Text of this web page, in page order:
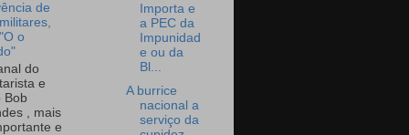
de
o
do
e
Bob
, mais
e
Importa e
a PEC da
Impunidad
e ou da
Bl...
A burrice
nacional a
serviço da